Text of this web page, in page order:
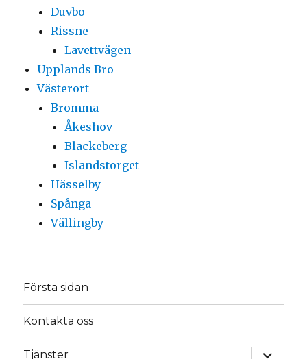
Duvbo
Rissne
Lavettvägen
Upplands Bro
Västerort
Bromma
Åkeshov
Blackeberg
Islandstorget
Hässelby
Spånga
Vällingby
Första sidan
Kontakta oss
Tjänster